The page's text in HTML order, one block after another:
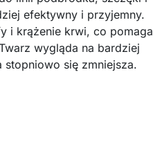
efektywny i przyjemny.
i krążenie krwi, co pomaga
wygląda na bardziej
się zmniejsza.